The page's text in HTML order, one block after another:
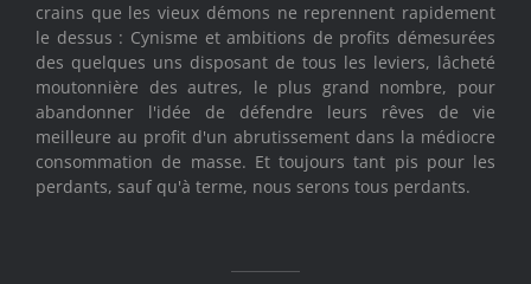
crains que les vieux démons ne reprennent rapidement
le dessus : Cynisme et ambitions de profits démesurées
des quelques uns disposant de tous les leviers, lâcheté
moutonnière des autres, le plus grand nombre, pour
abandonner l'idée de défendre leurs rêves de vie
meilleure au profit d'un abrutissement dans la médiocre
consommation de masse. Et toujours tant pis pour les
perdants, sauf qu'à terme, nous serons tous perdants.